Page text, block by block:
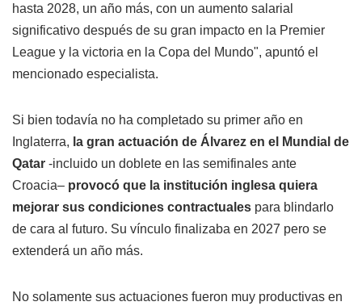
hasta 2028, un año más, con un aumento salarial
significativo después de su gran impacto en la Premier
League y la victoria en la Copa del Mundo", apuntó el
mencionado especialista.
Si bien todavía no ha completado su primer año en
Inglaterra, la gran actuación de Álvarez en el Mundial de
Qatar -incluido un doblete en las semifinales ante
Croacia– provocó que la institución inglesa quiera
mejorar sus condiciones contractuales para blindarlo
de cara al futuro. Su vínculo finalizaba en 2027 pero se
extenderá un año más.
No solamente sus actuaciones fueron muy productivas en